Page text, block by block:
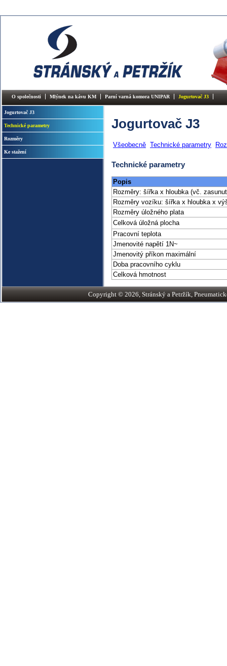
O společnosti Mlýnek na kávu KM Parní varná komora UNIPAR Jogurtovač J3
Jogurtovač J3
Technické parametry
Rozměry
Ke stažení
Jogurtovač J3
Všeobecně Technické parametry
Technické parametry
Popis
Rozměry: šířka x hloubka (vč.
Rozměry vozíku: šířka x hloubka x
Rozměry úložného plata
Celková úložná plocha
Pracovní teplota
Jmenovité napětí 1N~
Jmenovitý příkon maximální
Doba pracovního cyklu
Celková hmotnost
Copyright © 2026, Stránský a Petržík,